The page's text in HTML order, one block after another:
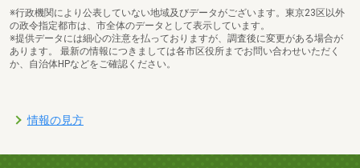
※行政機関により公表していない地域及びデータがございます。東京23区以外
の政令指定都市は、市全体のデータとして表示しています。
※提供データには細心の注意を払っておりますが、調査後に変更がある場合が
あります。 最新の情報につきましては各市区役所までお問い合わせいただく
か、自治体HPなどをご確認ください。
情報の見方